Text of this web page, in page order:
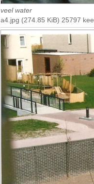
veel water
a4.jpg (274.85 KiB) 25797